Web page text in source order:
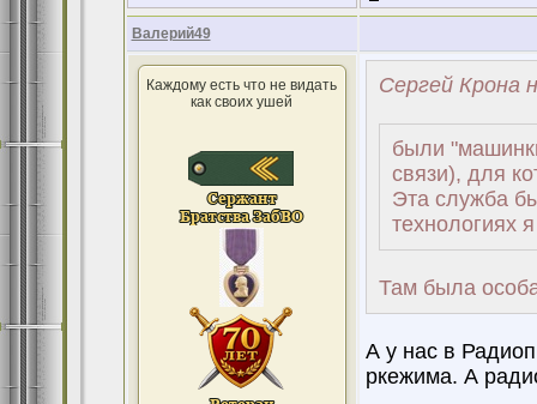
Валерий49
Каждому есть что не видать
как своих ушей
Сергей Крона
были
связи), для
Эта служба
технологиях
Там была
А у нас в
ркежима. А